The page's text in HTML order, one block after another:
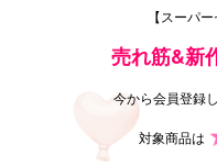
【スーパ
売れ筋&新
今から会員登録
対象商品は